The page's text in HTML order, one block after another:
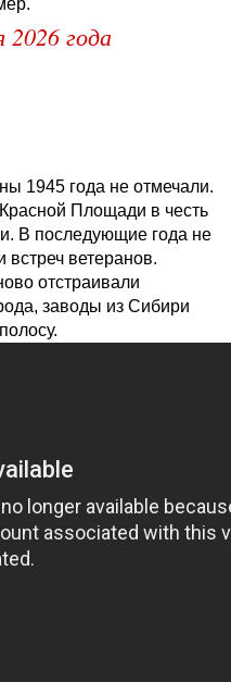
года
1945 года не отмечали.
Площади в честь
В последующие года не
ветеранов.
отстраивали
заводы из Сибири